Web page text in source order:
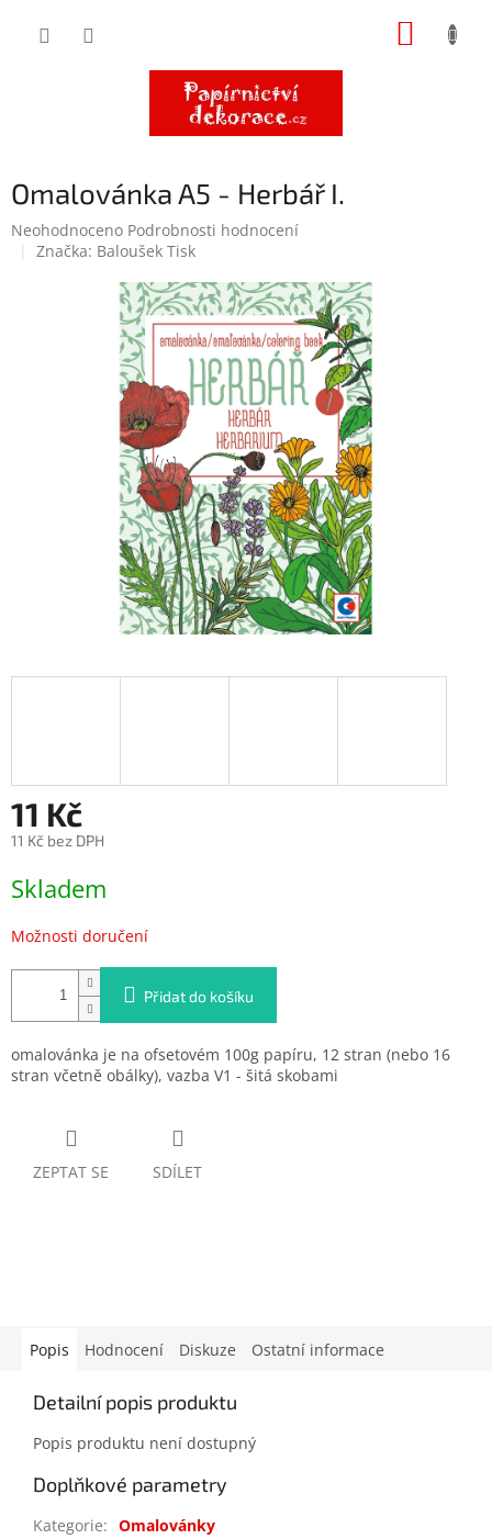
Omalovánka A5 - Herbář I.
Průměrné
hodnocení
Neohodnoceno Podrobnosti hodnocení
Značka: Baloušek Tisk
11 Kč
11 Kč bez DPH
cena:
Skladem
Možnosti doručení
Přidat do košíku
omalovánka je na ofsetovém 100g papíru, 12 stran (nebo 16
stran včetně obálky), vazba V1 - šitá skobami
ZEPTAT SE SDÍLET
Popis Hodnocení Diskuze Ostatní informace
Detailní popis produktu
Popis produktu není dostupný
Doplňkové parametry
Kategorie: Omalovánky